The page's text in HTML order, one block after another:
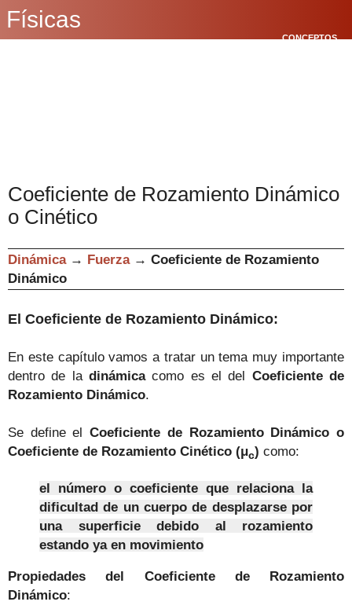
Físicas
CONCEPTOS
Coeficiente de Rozamiento Dinámico
o Cinético
Dinámica → Fuerza → Coeficiente de Rozamiento
Dinámico
El Coeficiente de Rozamiento Dinámico:
En este capítulo vamos a tratar un tema muy importante
dentro de la dinámicacomo es el del Coeficiente de
Rozamiento Dinámico.
Se define elCoeficiente de Rozamiento Dinámico o
Coeficiente de Rozamiento Cinético (μc) como:
el número o coeficiente que relaciona la
dificultad de un cuerpo de desplazarse por
una superficie debido al rozamiento
estando ya en movimiento
Propiedades del Coeficiente de Rozamiento
Dinámico: